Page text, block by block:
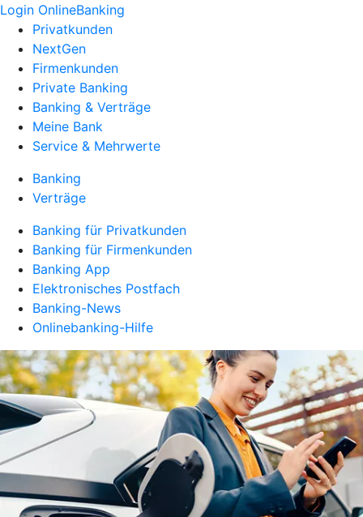
Login OnlineBanking
Privatkunden
NextGen
Firmenkunden
Private Banking
Banking & Verträge
Meine Bank
Service & Mehrwerte
Banking
Verträge
Banking für Privatkunden
Banking für Firmenkunden
Banking App
Elektronisches Postfach
Banking-News
Onlinebanking-Hilfe